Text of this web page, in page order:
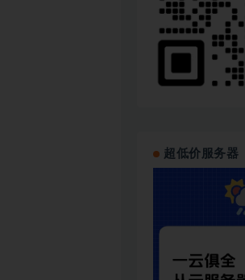
超低价服务器